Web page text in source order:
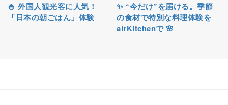
🍚 外国人観光客に人気！
「日本の朝ごはん」体験
✨ “今だけ”を届ける。季節
の食材で特別な料理体験を
airKitchenで 🌸